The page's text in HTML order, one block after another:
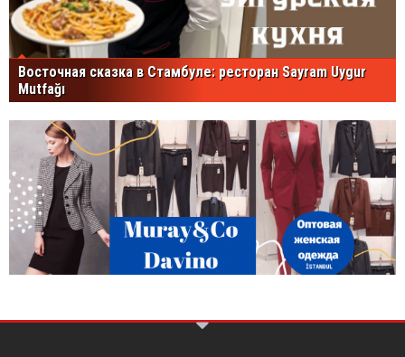
Восточная сказка в Стамбуле: ресторан Sayram Uygur
Mutfağı